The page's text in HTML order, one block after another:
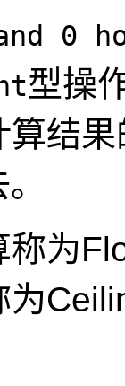
0
型操
结
称为
为